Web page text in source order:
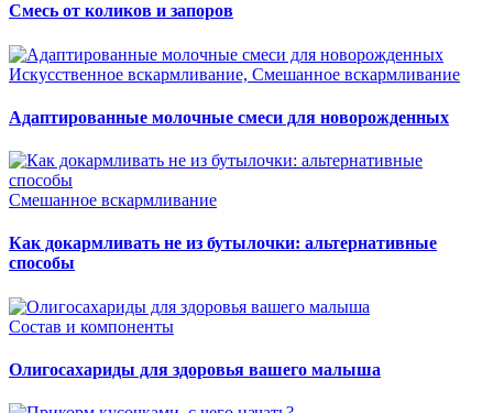
Смесь от коликов и запоров
Искусственное вскармливание, Смешанное вскармливание
Адаптированные молочные смеси для новорожденных
Смешанное вскармливание
Как докармливать не из бутылочки: альтернативные
способы
Состав и компоненты
Олигосахариды для здоровья вашего малыша